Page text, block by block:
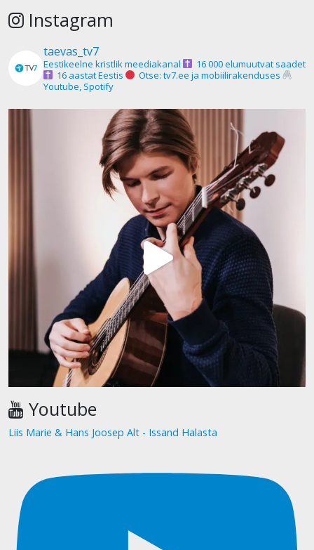
Instagram
taevas_tv7
Eestikeelne kristlik meediakanal
16 000 elumuutvat saadet
16 aastat Eestis
Otse: tv7.ee ja mobiilirakenduses
Youtube, Spotify
Youtube
Liis Marie & Hans Joosep Alt - Issand Halasta